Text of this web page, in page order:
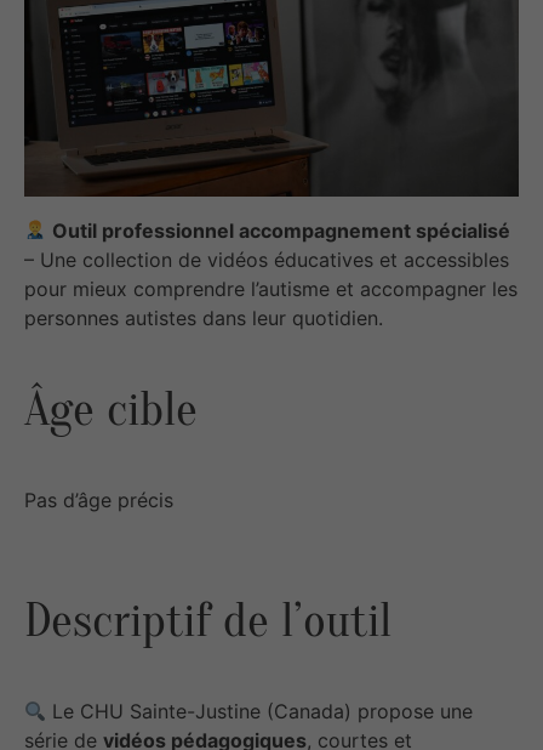
Outil professionnel accompagnement spécialisé
– Une collection de vidéos éducatives et accessibles
pour mieux comprendre l’autisme et accompagner les
personnes autistes dans leur quotidien.
Âge cible
Pas d’âge précis
Descriptif de l’outil
Le CHU Sainte-Justine (Canada) propose une
série de vidéos pédagogiques, courtes et